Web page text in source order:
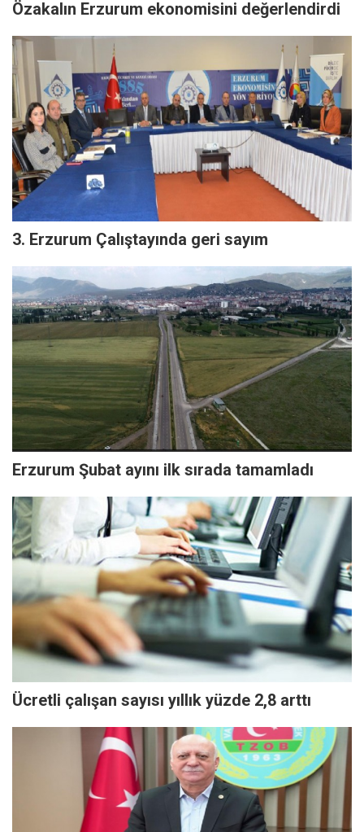
Özakalın Erzurum ekonomisini değerlendirdi
3. Erzurum Çalıştayında geri sayım
Erzurum Şubat ayını ilk sırada tamamladı
Ücretli çalışan sayısı yıllık yüzde 2,8 arttı